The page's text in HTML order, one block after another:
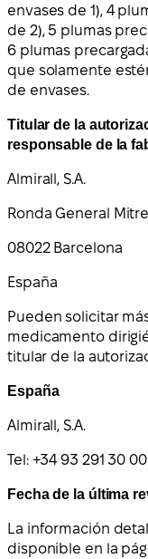
envases de 1), 4
de 2), 5 plumas
6 plumas
que solamente
de envases.
Titular de la
responsable de la
Almirall, S.A.
Ronda General
08022 Barcelona
España
Pueden solicitar
medicamento
titular de la
España
Almirall, S.A.
Tel: +34 93 291 30 00
Fecha de la última
La información
disponible en la